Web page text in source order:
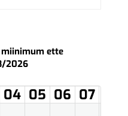
ette
2026
04 05 06 07